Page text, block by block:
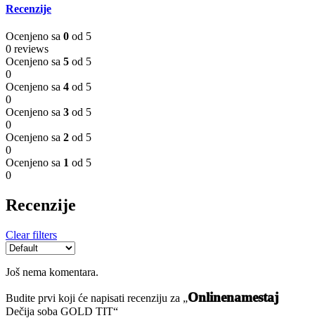
Recenzije
Ocenjeno sa 0 od 5
0 reviews
Ocenjeno sa 5 od 5
0
Ocenjeno sa 4 od 5
0
Ocenjeno sa 3 od 5
0
Ocenjeno sa 2 od 5
0
Ocenjeno sa 1 od 5
0
Recenzije
Clear filters
Još nema komentara.
Budite prvi koji će napisati recenziju za „Onlinenamestaj
Dečija soba GOLD TIT“